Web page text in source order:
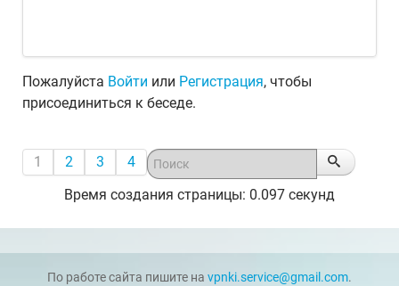
Пожалуйста Войти или Регистрация, чтобы
присоединиться к беседе.
1 2 3
4
Время создания страницы: 0.097 секунд
По работе сайта пишите на vpnki.service@gmail.com.